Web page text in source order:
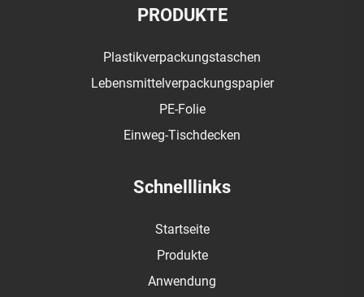
PRODUKTE
Plastikverpackungstaschen
Lebensmittelverpackungspapier
PE-Folie
Einweg-Tischdecken
Schnelllinks
Startseite
Produkte
Anwendung